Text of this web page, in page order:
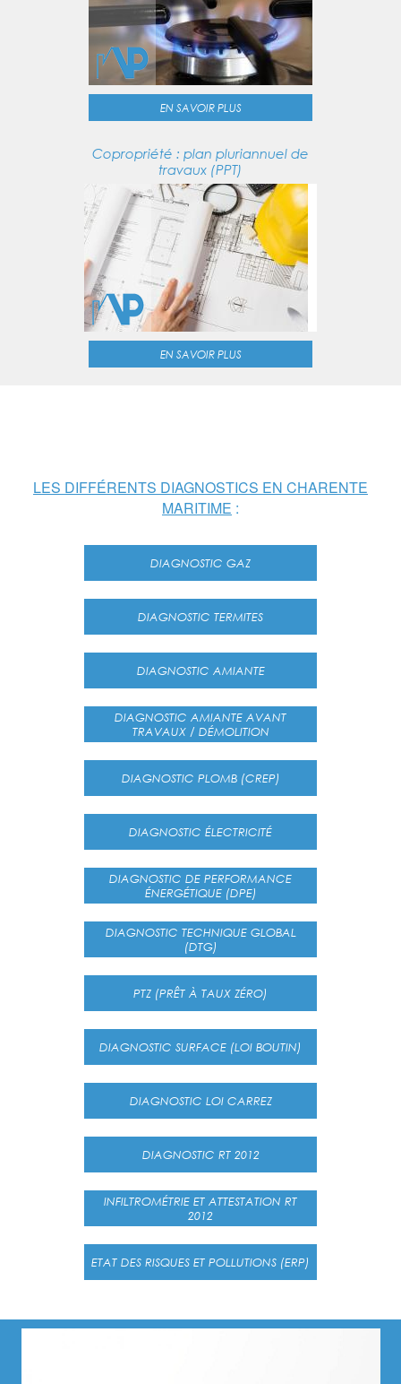
EN SAVOIR PLUS
Copropriété : plan pluriannuel de
travaux (PPT)
EN SAVOIR PLUS
LES DIFFÉRENTS DIAGNOSTICS EN CHARENTE
MARITIME :
DIAGNOSTIC GAZ
DIAGNOSTIC TERMITES
DIAGNOSTIC AMIANTE
DIAGNOSTIC AMIANTE AVANT
TRAVAUX / DÉMOLITION
DIAGNOSTIC PLOMB (CREP)
DIAGNOSTIC ÉLECTRICITÉ
DIAGNOSTIC DE PERFORMANCE
ÉNERGÉTIQUE (DPE)
DIAGNOSTIC TECHNIQUE GLOBAL
(DTG)
PTZ (PRÊT À TAUX ZÉRO)
DIAGNOSTIC SURFACE (LOI BOUTIN)
DIAGNOSTIC LOI CARREZ
DIAGNOSTIC RT 2012
INFILTROMÉTRIE ET ATTESTATION RT
2012
ETAT DES RISQUES ET POLLUTIONS (ERP)